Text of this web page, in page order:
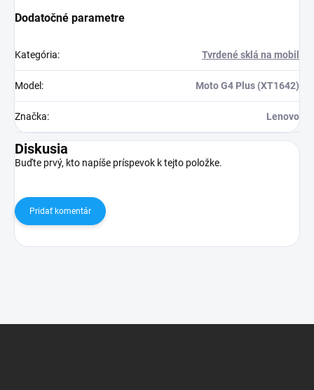
Dodatočné parametre
Kategória: Tvrdené sklá na mobil
Model : Moto G4 Plus (XT1642)
Značka: Lenovo
Diskusia
Buďte prvý, kto napíše príspevok k tejto položke.
Pridať komentár